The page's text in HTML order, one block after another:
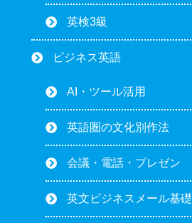
英検3級
ビジネス英語
AI・ツール活用
英語圏の文化別作法
会議・電話・プレゼン
英文ビジネスメール基礎